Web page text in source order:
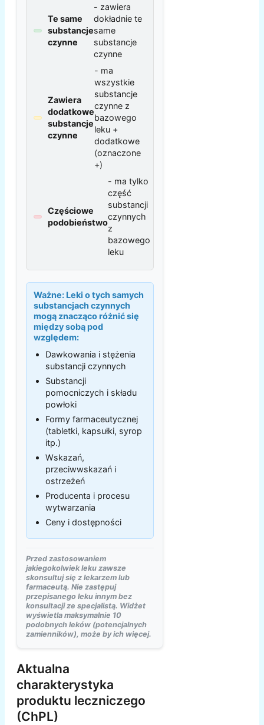
Te same
substancje
czynne
- zawiera
dokładnie te
same
substancje
czynne
Zawiera
dodatkowe
substancje
czynne
- ma
wszystkie
substancje
czynne z
bazowego
leku +
dodatkowe
(oznaczone
+)
Częściowe
podobieństwo
- ma tylko
część
substancji
czynnych
z
bazowego
leku
Ważne: Leki o tych samych
substancjach czynnych
mogą znacząco różnić się
między sobą pod
względem:
Dawkowania i stężenia
substancji czynnych
Substancji
pomocniczych i składu
powłoki
Formy farmaceutycznej
(tabletki, kapsułki, syrop
itp.)
Wskazań,
przeciwwskazań i
ostrzeżeń
Producenta i procesu
wytwarzania
Ceny i dostępności
Przed zastosowaniem
jakiegokolwiek leku zawsze
skonsultuj się z lekarzem lub
farmaceutą. Nie zastępuj
przepisanego leku innym bez
konsultacji ze specjalistą. Widżet
wyświetla maksymalnie 10
podobnych leków (potencjalnych
zamienników), może by ich więcej.
Aktualna
charakterystyka
produktu leczniczego
(ChPL)